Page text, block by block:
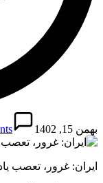
بهمن 15, 1402
ایران: غرور، تعصب